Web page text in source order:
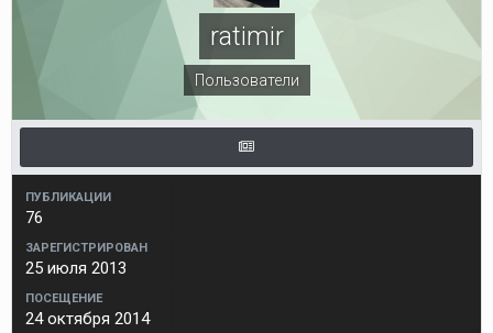
ratimir
Пользователи
ПУБЛИКАЦИИ
76
ЗАРЕГИСТРИРОВАН
25 июля 2013
ПОСЕЩЕНИЕ
24 октября 2014